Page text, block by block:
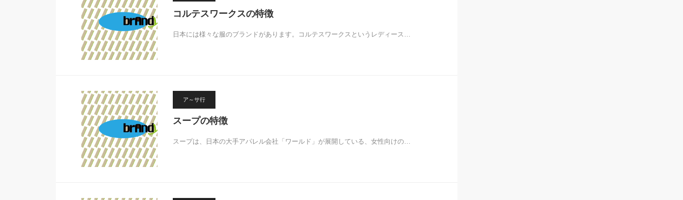
コルテスワークスの特徴
日本には様々な服のブランドがあります。コルテスワークスというレディース…
ア～サ行
スープの特徴
スープは、日本の大手アパレル会社「ワールド」が展開している、女性向けの…